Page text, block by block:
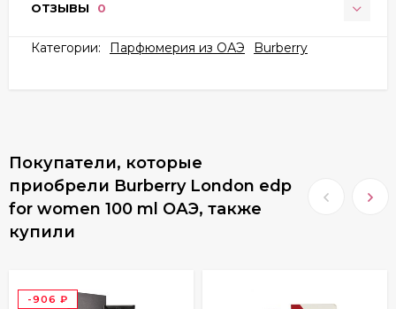
ОТЗЫВЫ 0
Категории: Парфюмерия из ОАЭ Burberry
Покупатели, которые
приобрели Burberry London edp
for women 100 ml ОАЭ, также
купили
-906 ₽